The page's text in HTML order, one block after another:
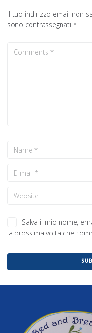
Il tuo indirizzo email non
sono contrassegnati *
Salva il mio nome,
la prossima volta che